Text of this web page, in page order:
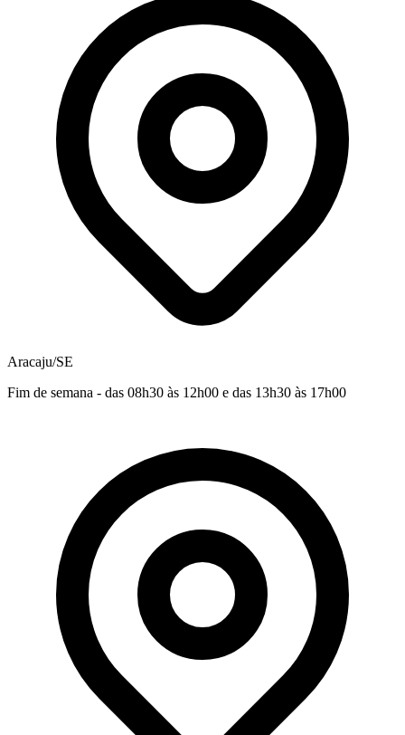
Aracaju/SE
Fim de semana - das 08h30 às 12h00 e das 13h30 às 17h00